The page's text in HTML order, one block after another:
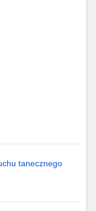
tanecznego